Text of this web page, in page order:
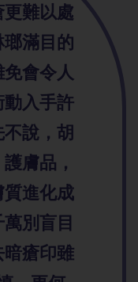
更難以處
滿目的
會令人
入手許
說，胡
膚品，
質進化成
別盲目
暗瘡印雖